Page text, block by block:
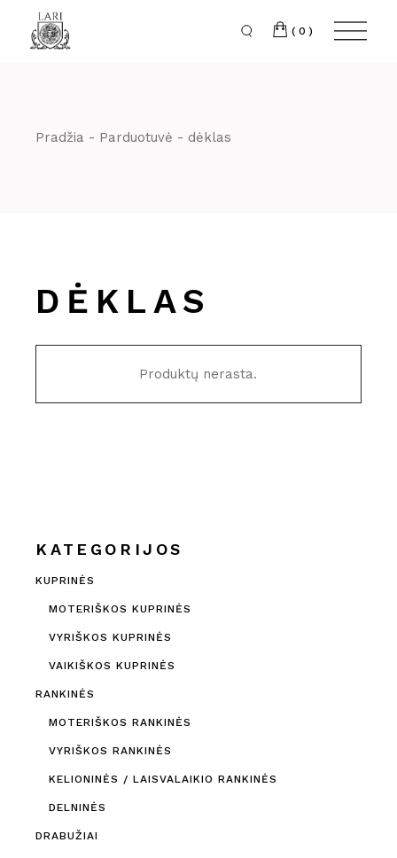
content
(0)
Pradžia Parduotuvė dėklas
DĖKLAS
Produktų nerasta.
KATEGORIJOS
KUPRINĖS
MOTERIŠKOS KUPRINĖS
VYRIŠKOS KUPRINĖS
VAIKIŠKOS KUPRINĖS
RANKINĖS
MOTERIŠKOS RANKINĖS
VYRIŠKOS RANKINĖS
KELIONINĖS / LAISVALAIKIO RANKINĖS
DELNINĖS
DRABUŽIAI